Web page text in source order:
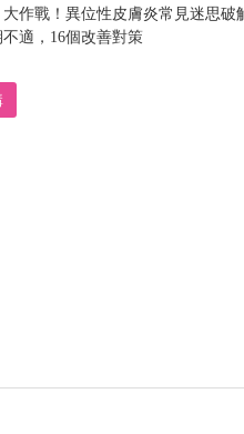
作戰！異位性皮膚炎常見迷思破
適，16個改善對策